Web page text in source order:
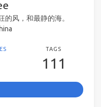
风，和最静的海。
TAGS
111